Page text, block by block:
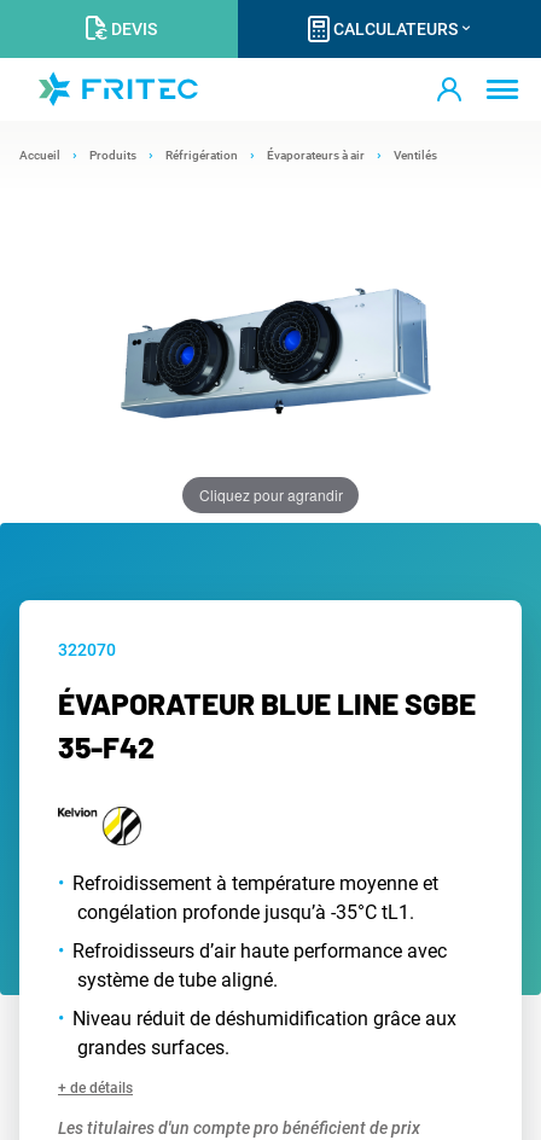
DEVIS CALCULATEURS
Accueil Produits Réfrigération Évaporateurs à air Ventilés
Cliquez pour agrandir
322070
ÉVAPORATEUR BLUE LINE SGBE
35-F42
Refroidissement à température moyenne et
congélation profonde jusqu’à -35°C tL1.
Refroidisseurs d’air haute performance avec
système de tube aligné.
Niveau réduit de déshumidification grâce aux
grandes surfaces.
+ de détails
Les titulaires d'un compte pro bénéficient de prix